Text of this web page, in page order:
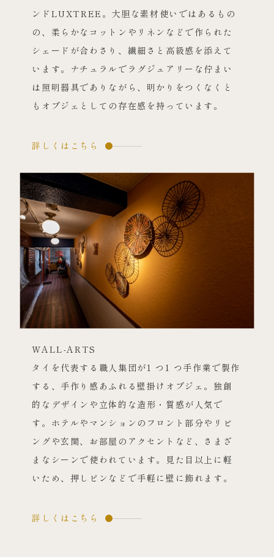
ンドLUXTREE。大胆な素材使いではあるもの
の、柔らかなコットンやリネンなどで作られた
シェードが合わさり、繊細さと高級感を添えて
います。ナチュラルでラグジュアリーな佇まい
は照明器具でありながら、明かりをつくなくと
もオブジェとしての存在感を持っています。
詳しくはこちら
WALL-ARTS
タイを代表する職人集団が1 つ1 つ手作業で製作
する、手作り感あふれる壁掛けオブジェ。独創
的なデザインや立体的な造形・質感が人気で
す。ホテルやマンションのフロント部分やリビ
ングや玄関、お部屋のアクセントなど、さまざ
まなシーンで使われています。見た目以上に軽
いため、押しピンなどで手軽に壁に飾れます。
詳しくはこちら